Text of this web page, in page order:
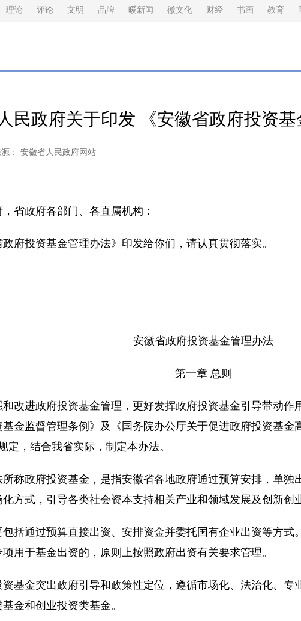
理论 评论 文明 品牌 暖新闻 徽文化 财经 书画 教育
民政府关于印发 《安徽省政府投资
： 安徽省人民政府网站
省政府各部门、各直属机构：
投资基金管理办法》印发给你们，请认真贯彻落实。
安徽省政府投资基金管理办法
第一章 总则
进政府投资基金管理，更好发挥政府投资基金引导带动作
金监督管理条例》及《国务院办公厅关于促进政府投资基金
定，结合我省实际，制定本办法。
政府投资基金，是指安徽省各地政府通过预算安排，单独
方式，引导各类社会资本支持相关产业和领域发展及创新创
通过预算直接出资、安排资金并委托国有企业出资等方式
用于基金出资的，原则上按照政府出资有关要求管理。
金突出政府引导和政策性定位，遵循市场化、法治化、专
金和创业投资类基金。